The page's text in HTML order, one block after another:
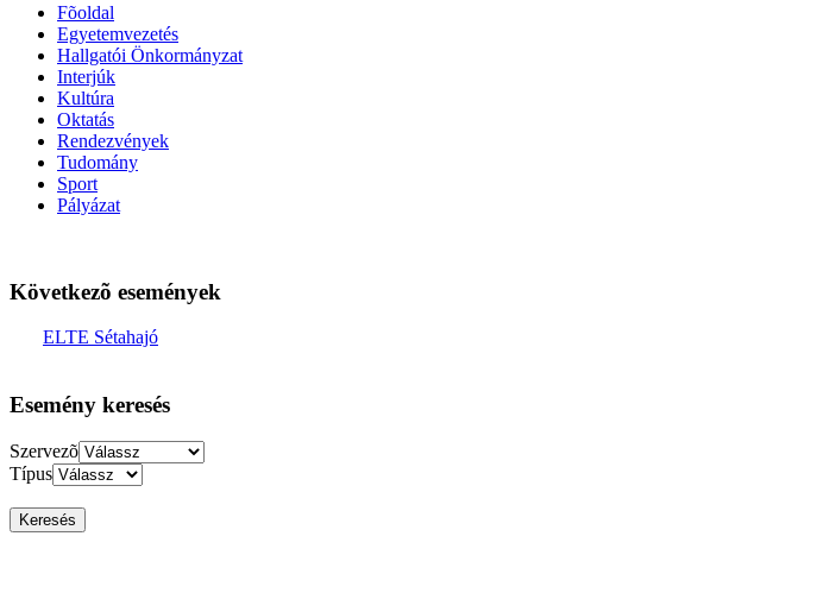
Fõoldal
Egyetemvezetés
Hallgatói Önkormányzat
Interjúk
Kultúra
Oktatás
Rendezvények
Tudomány
Sport
Pályázat
Következõ események
ELTE Sétahajó
Esemény keresés
Szervezõ
Típus